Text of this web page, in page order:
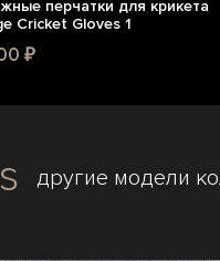
перчатки для крикета
Cricket Gloves 1
₽
другие модели